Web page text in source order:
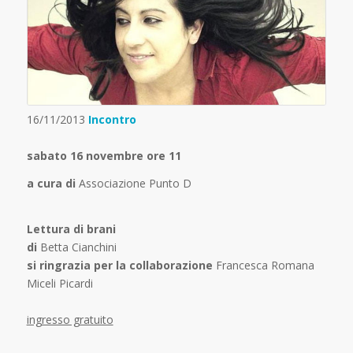
16/11/2013 Incontro
sabato 16 novembre ore 11
a cura di Associazione Punto D
Lettura di brani
di Betta Cianchini
si ringrazia per la collaborazione Francesca Romana
Miceli Picardi
ingresso gratuito